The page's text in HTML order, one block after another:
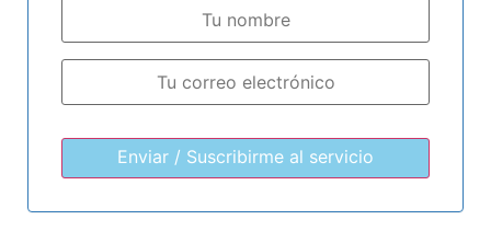
Enviar / Suscribirme al servicio